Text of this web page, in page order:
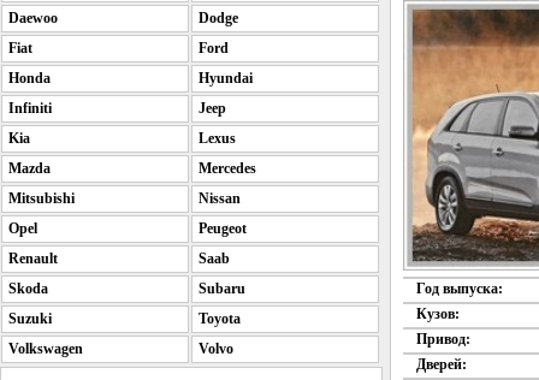
Год выпуска:
Кузов:
Привод:
Дверей:
Daewoo
Dodge
Fiat
Ford
Honda
Hyundai
Infiniti
Jeep
Kia
Lexus
Mazda
Mercedes
Mitsubishi
Nissan
Opel
Peugeot
Renault
Saab
Skoda
Subaru
Suzuki
Toyota
Volkswagen
Volvo